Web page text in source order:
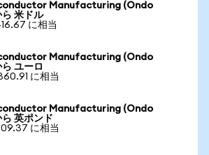
Manufacturing (Ondo
米ドル
に相当
Manufacturing (Ondo
ユーロ
に相当
Manufacturing (Ondo
英ポンド
に相当